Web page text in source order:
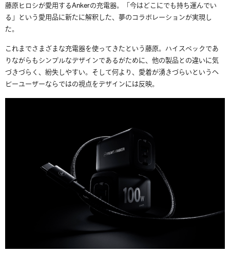
藤原ヒロシが愛用するAnkerの充電器。「今はどこにでも持ち運んでい
る」という愛用品に新たに解釈した、夢のコラボレーションが実現し
た。
これまでさまざまな充電器を使ってきたという藤原。ハイスペックであ
りながらもシンプルなデザインであるがために、他の製品との違いに気
づきづらく、紛失しやすい。そして何より、愛着が湧きづらいというヘ
ビーユーザーならではの視点をデザインには反映。